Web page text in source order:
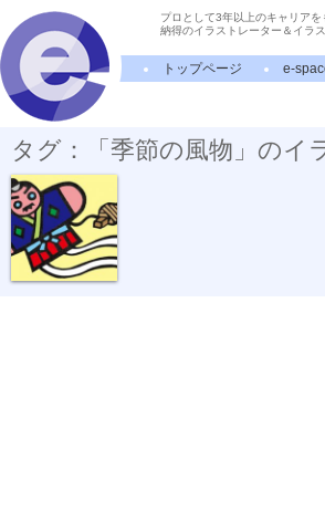
プロとして3年以上のキャリア
納得のイラストレーター＆イラ
トップページ e-
タグ：「季節の風物」のイ
やっこ凧